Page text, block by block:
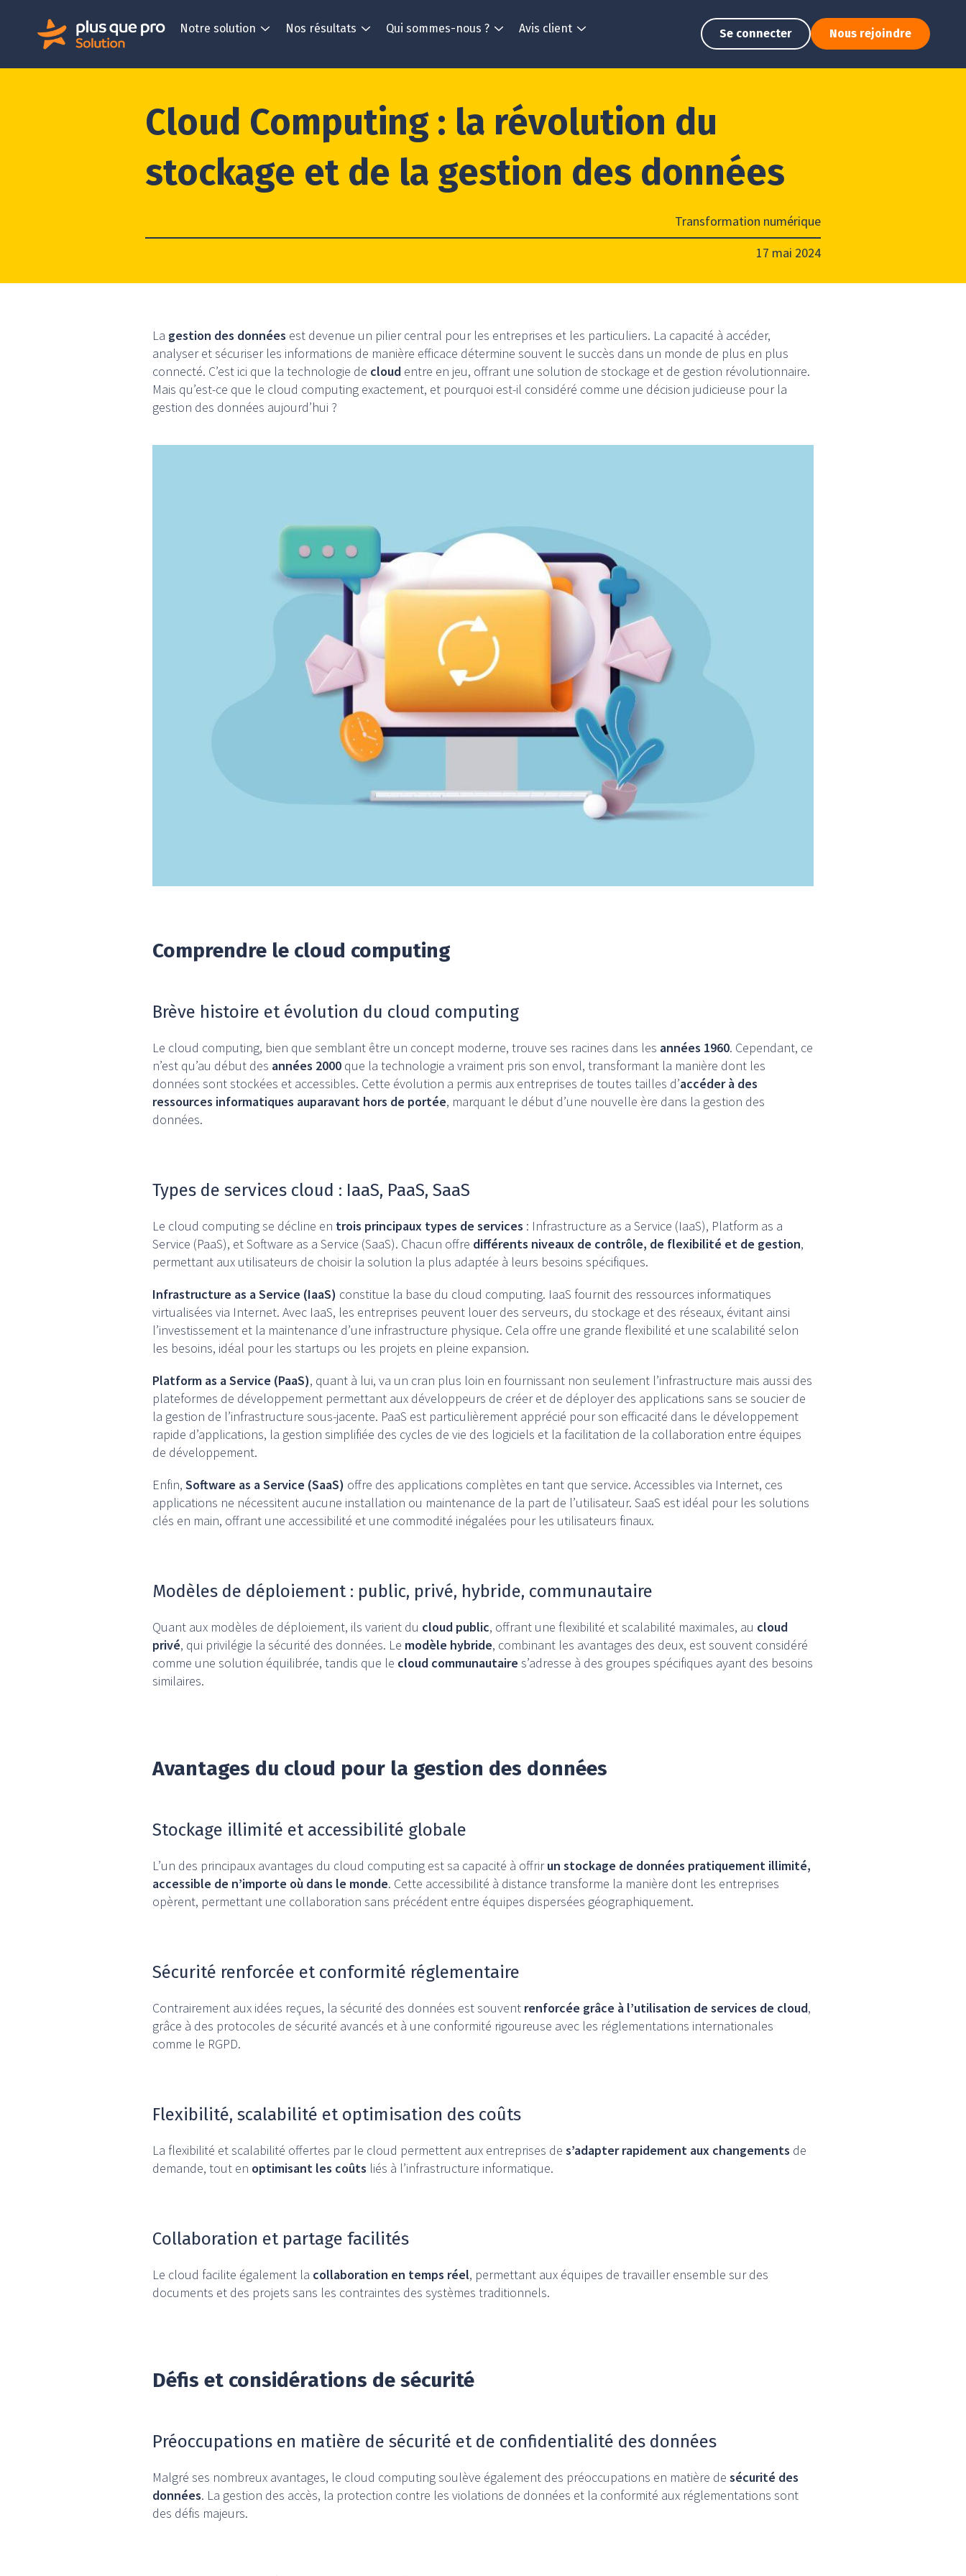
Notre solution Nos résultats Qui sommes-nous ? Avis client Se connecter Nous rejoindre
Cloud Computing : la révolution du
stockage et de la gestion des données
Transformation numérique
17 mai 2024
La gestion des données est devenue un pilier central pour les entreprises et les particuliers. La capacité à accéder,
analyser et sécuriser les informations de manière efficace détermine souvent le succès dans un monde de plus en plus
connecté. C’est ici que la technologie de cloudentre en jeu, offrant une solution de stockage et de gestion révolutionnaire.
Mais qu’est-ce que le cloud computing exactement, et pourquoi est-il considéré comme une décision judicieuse pour la
gestion des données aujourd’hui ?
Comprendre le cloud computing
Brève histoire et évolution du cloud computing
Le cloud computing, bien que semblant être un concept moderne, trouve ses racines dans les années 1960. Cependant, ce
n’est qu’au début des années 2000que la technologie a vraiment pris son envol, transformant la manière dont les
données sont stockées et accessibles. Cette évolution a permis aux entreprises de toutes tailles d’accéder à des
ressources informatiques auparavant hors de portée, marquant le début d’une nouvelle ère dans la gestion des
données.
Types de services cloud : IaaS, PaaS, SaaS
Le cloud computing se décline en trois principaux types de services : Infrastructure as a Service (IaaS), Platform as a
Service (PaaS), et Software as a Service (SaaS). Chacun offre différents niveaux de contrôle, de flexibilité et de gestion,
permettant aux utilisateurs de choisir la solution la plus adaptée à leurs besoins spécifiques.
Infrastructure as a Service (IaaS) constitue la base du cloud computing. IaaS fournit des ressources informatiques
virtualisées via Internet. Avec IaaS, les entreprises peuvent louer des serveurs, du stockage et des réseaux, évitant ainsi
l’investissement et la maintenance d’une infrastructure physique. Cela offre une grande flexibilité et une scalabilité selon
les besoins, idéal pour les startups ou les projets en pleine expansion.
Platform as a Service (PaaS), quant à lui, va un cran plus loin en fournissant non seulement l’infrastructure mais aussi des
plateformes de développement permettant aux développeurs de créer et de déployer des applications sans se soucier de
la gestion de l’infrastructure sous-jacente. PaaS est particulièrement apprécié pour son efficacité dans le développement
rapide d’applications, la gestion simplifiée des cycles de vie des logiciels et la facilitation de la collaboration entre équipes
de développement.
Enfin, Software as a Service (SaaS) offre des applications complètes en tant que service. Accessibles via Internet, ces
applications ne nécessitent aucune installation ou maintenance de la part de l’utilisateur. SaaS est idéal pour les solutions
clés en main, offrant une accessibilité et une commodité inégalées pour les utilisateurs finaux.
Modèles de déploiement : public, privé, hybride, communautaire
Quant aux modèles de déploiement, ils varient du cloud public, offrant une flexibilité et scalabilité maximales, au cloud
privé, qui privilégie la sécurité des données. Le modèle hybride, combinant les avantages des deux, est souvent considéré
comme une solution équilibrée, tandis que le cloud communautaire s’adresse à des groupes spécifiques ayant des besoins
similaires.
Avantages du cloud pour la gestion des données
Stockage illimité et accessibilité globale
L’un des principaux avantages du cloud computing est sa capacité à offrirun stockage de données pratiquement illimité,
accessible de n’importe où dans le monde. Cette accessibilité à distance transforme la manière dont les entreprises
opèrent, permettant une collaboration sans précédent entre équipes dispersées géographiquement.
Sécurité renforcée et conformité réglementaire
Contrairement aux idées reçues, la sécurité des données est souvent renforcée grâce à l’utilisation de services de cloud,
grâce à des protocoles de sécurité avancés et à une conformité rigoureuse avec les réglementations internationales
comme le RGPD.
Flexibilité, scalabilité et optimisation des coûts
La flexibilité et scalabilité offertes par le cloud permettent aux entreprises de s’adapter rapidement aux changements de
demande, tout en optimisant les coûts liés à l’infrastructure informatique.
Collaboration et partage facilités
Le cloud facilite également la collaboration en temps réel, permettant aux équipes de travailler ensemble sur des
documents et des projets sans les contraintes des systèmes traditionnels.
Défis et considérations de sécurité
Préoccupations en matière de sécurité et de confidentialité des données
Malgré ses nombreux avantages, le cloud computing soulève également des préoccupations en matière de sécurité des
données. La gestion des accès, la protection contre les violations de données et la conformité aux réglementations sont
des défis majeurs.